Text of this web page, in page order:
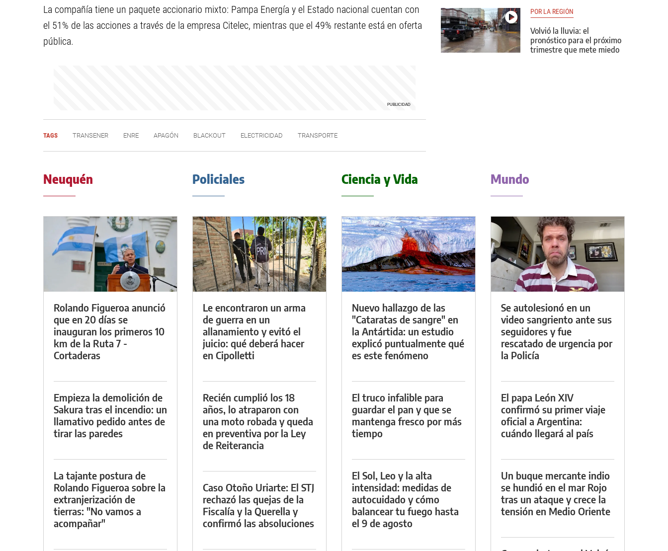
La compañía tiene un paquete accionario mixto: Pampa Energía y el Estado nacional cuentan con
el 51% de las acciones a través de la empresa Citelec, mientras que el 49% restante está en oferta
pública.
TAGS TRANSENER ENRE APAGÓN BLACKOUT ELECTRICIDAD TRANSPORTE
POR LA REGIÓN
Volvió la lluvia: el
pronóstico para el próximo
trimestre que mete miedo
Neuquén
Rolando Figueroa anunció
que en 20 días se
inauguran los primeros 10
km de la Ruta 7 -
Cortaderas
Empieza la demolición de
Sakura tras el incendio: un
llamativo pedido antes de
tirar las paredes
La tajante postura de
Rolando Figueroa sobre la
extranjerización de
tierras: "No vamos a
acompañar"
Policiales
Le encontraron un arma
de guerra en un
allanamiento y evitó el
juicio: qué deberá hacer
en Cipolletti
Recién cumplió los 18
años, lo atraparon con
una moto robada y queda
en preventiva por la Ley
de Reiterancia
Caso Otoño Uriarte: El STJ
rechazó las quejas de la
Fiscalía y la Querella y
confirmó las absoluciones
Ciencia y Vida
Nuevo hallazgo de las
"Cataratas de sangre" en
la Antártida: un estudio
explicó puntualmente qué
es este fenómeno
El truco infalible para
guardar el pan y que se
mantenga fresco por más
tiempo
El Sol, Leo y la alta
intensidad: medidas de
autocuidado y cómo
balancear tu fuego hasta
el 9 de agosto
Mundo
Se autolesionó en un
video sangriento ante sus
seguidores y fue
rescatado de urgencia por
la Policía
El papa León XIV
confirmó su primer viaje
oficial a Argentina:
cuándo llegará al país
Un buque mercante indio
se hundió en el mar Rojo
tras un ataque y crece la
tensión en Medio Oriente